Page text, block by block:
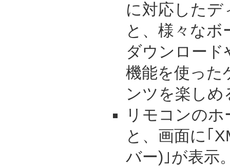
に対応したデ
と、様々な
ダウンロー
機能を使った
ンツを楽しめ
リモコンの
と、画面に｢
バー)｣が表示